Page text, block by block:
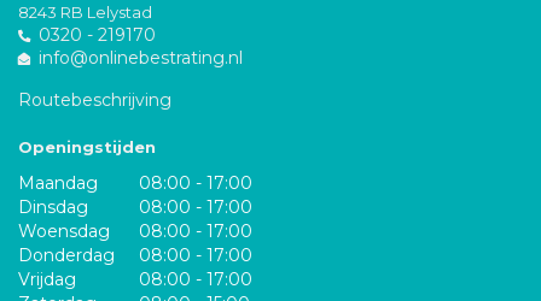
8243 RB Lelystad
0320 - 219170
info@onlinebestrating.nl
Routebeschrijving
Openingstijden
Maandag
08:00 - 17:00
Dinsdag
08:00 - 17:00
Woensdag
08:00 - 17:00
Donderdag
08:00 - 17:00
Vrijdag
08:00 - 17:00